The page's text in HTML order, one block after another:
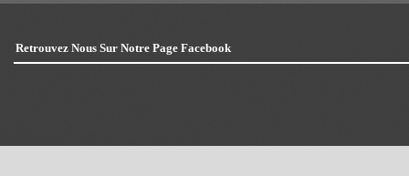
Retrouvez Nous Sur Notre Page Facebook